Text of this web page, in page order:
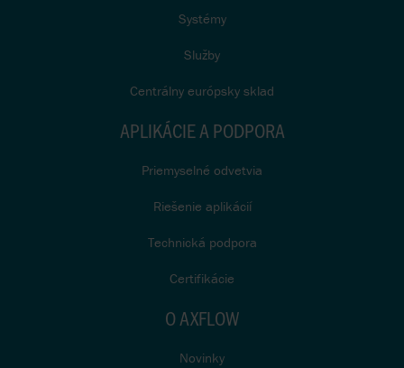
Systémy
Služby
Centrálny európsky sklad
APLIKÁCIE A PODPORA
Priemyselné odvetvia
Riešenie aplikácií
Technická podpora
Certifikácie
O AXFLOW
Novinky